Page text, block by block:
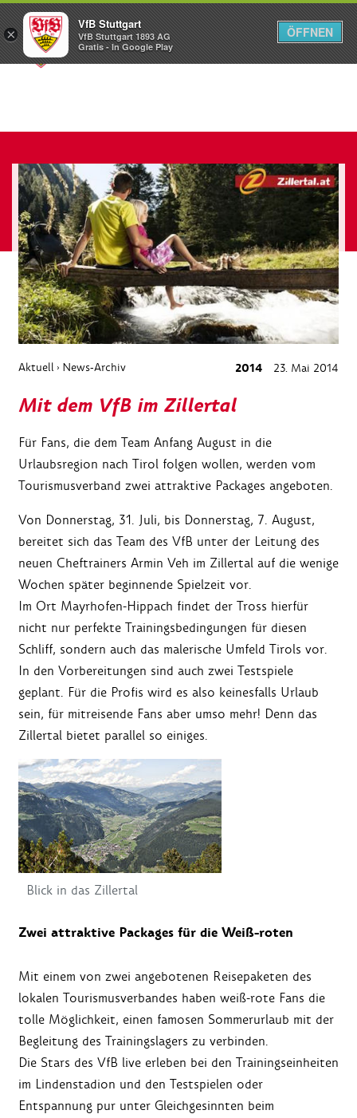
Menü
Aktuell › News-Archiv 2014 23. Mai 2014
Mit dem VfB im Zillertal
Für Fans, die dem Team Anfang August in die
Urlaubsregion nach Tirol folgen wollen, werden vom
Tourismusverband zwei attraktive Packages angeboten.
Von Donnerstag, 31. Juli, bis Donnerstag, 7. August,
bereitet sich das Team des VfB unter der Leitung des
neuen Cheftrainers Armin Veh im Zillertal auf die wenige
Wochen später beginnende Spielzeit vor.
Im Ort Mayrhofen-Hippach findet der Tross hierfür
nicht nur perfekte Trainingsbedingungen für diesen
Schliff, sondern auch das malerische Umfeld Tirols vor.
In den Vorbereitungen sind auch zwei Testspiele
geplant. Für die Profis wird es also keinesfalls Urlaub
sein, für mitreisende Fans aber umso mehr! Denn das
Zillertal bietet parallel so einiges.
Blick in das Zillertal
Zwei attraktive Packages für die Weiß-roten
Mit einem von zwei angebotenen Reisepaketen des
lokalen Tourismusverbandes haben weiß-rote Fans die
tolle Möglichkeit, einen famosen Sommerurlaub mit der
Begleitung des Trainingslagers zu verbinden.
Die Stars des VfB live erleben bei den Trainingseinheiten
im Lindenstadion und den Testspielen oder
Entspannung pur unter Gleichgesinnten beim
×
VfB Stuttgart
VfB Stuttgart 1893 AG
Gratis - In Google Play
ÖFFNEN